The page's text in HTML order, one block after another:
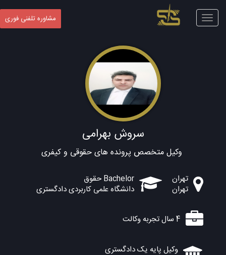
Toggle
navigation
مشاوره تلفنی فوری
سروش بهرامی
وکیل متخصص پرونده های حقوقی و کیفری
تهران
تهران
Bachelor حقوق
دانشگاه علمی کاربردی دادگستری
4 سال تجربه وکالت
وکیل پایه یک دادگستری